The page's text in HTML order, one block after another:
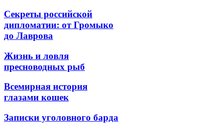
Секреты российской
дипломатии: от Громыко
до Лаврова
Жизнь и ловля
пресноводных рыб
Всемирная история
глазами кошек
Записки уголовного барда